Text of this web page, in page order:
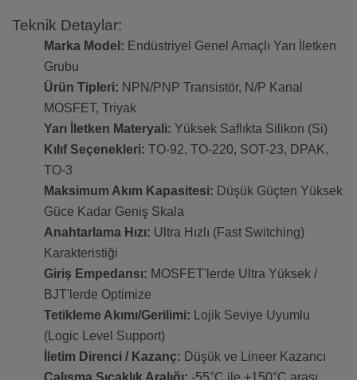
Teknik Detaylar:
Marka Model: Endüstriyel Genel Amaçlı Yarı İletken
Grubu
Ürün Tipleri: NPN/PNP Transistör, N/P Kanal
MOSFET, Triyak
Yarı İletken Materyali: Yüksek Saflıkta Silikon (Si)
Kılıf Seçenekleri: TO-92, TO-220, SOT-23, DPAK,
TO-3
Maksimum Akım Kapasitesi: Düşük Güçten Yüksek
Güce Kadar Geniş Skala
Anahtarlama Hızı: Ultra Hızlı (Fast Switching)
Karakteristiği
Giriş Empedansı: MOSFET'lerde Ultra Yüksek /
BJT'lerde Optimize
Tetikleme Akımı/Gerilimi: Lojik Seviye Uyumlu
(Logic Level Support)
İletim Direnci / Kazanç: Düşük ve Lineer Kazancı
Çalışma Sıcaklık Aralığı: -55°C ile +150°C arası